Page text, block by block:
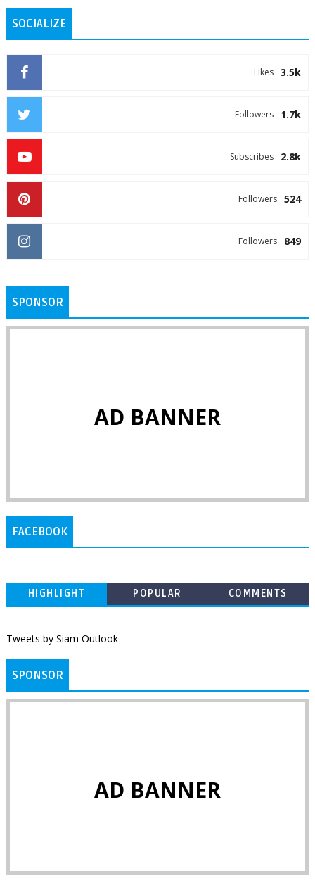
SOCIALIZE
3.5k
Likes
1.7k
Followers
2.8k
Subscribes
524
Followers
849
Followers
SPONSOR
AD BANNER
FACEBOOK
HIGHLIGHT POPULAR COMMENTS
Tweets by Siam Outlook
SPONSOR
AD BANNER